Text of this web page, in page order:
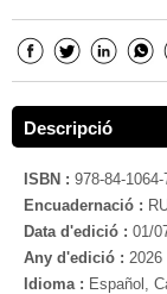
Descripció
ISBN : 978-84-1064-
Encuadernació :
Data d'edició : 01/
Any d'edició : 2026
Idioma : Español,